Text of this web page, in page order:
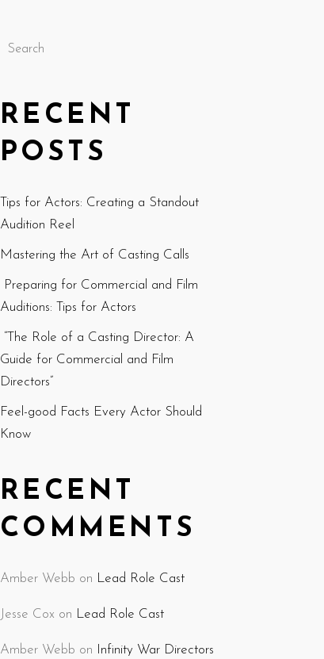
Search
RECENT
POSTS
Tips for Actors: Creating a Standout
Audition Reel
Mastering the Art of Casting Calls
Preparing for Commercial and Film
Auditions: Tips for Actors
“The Role of a Casting Director: A
Guide for Commercial and Film
Directors”
Feel-good Facts Every Actor Should
Know
RECENT
COMMENTS
Amber Webb on Lead Role Cast
Jesse Cox on Lead Role Cast
Amber Webb on Infinity War Directors